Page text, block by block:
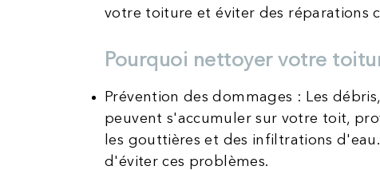
votre toiture et éviter des réparations
Pourquoi nettoyer votre
Prévention des dommages : Les
peuvent s'accumuler sur votre toit,
les gouttières et des infiltrations
d'éviter ces problèmes.